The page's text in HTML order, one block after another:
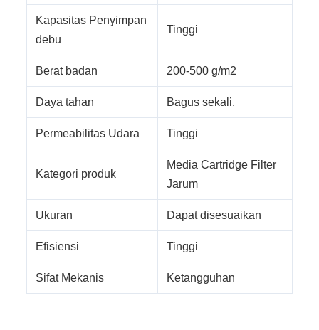
Kapasitas Penyimpan
debu
Tinggi
Berat badan 200-500 g/m2
Daya tahan Bagus sekali.
Permeabilitas Udara Tinggi
Kategori produk
Media Cartridge Filter
Jarum
Ukuran Dapat disesuaikan
Efisiensi Tinggi
Sifat Mekanis Ketangguhan